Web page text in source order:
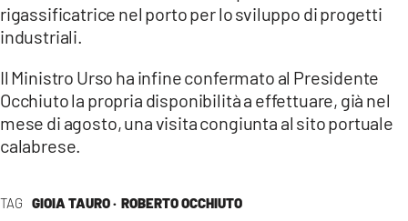
LACAPITALENEWS.IT
App
ANDROID
APPLE
TAG GIOIA TAURO · ROBERTO OCCHIUTO
rigassificatrice nel porto per lo sviluppo di progetti
industriali.
Il Ministro Urso ha infine confermato al Presidente
Occhiuto la propria disponibilità a effettuare, già nel
mese di agosto, una visita congiunta al sito portuale
calabrese.